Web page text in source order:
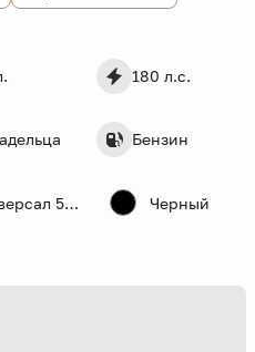
180 л.с.
Бензин
Универсал 5 дв. Черный